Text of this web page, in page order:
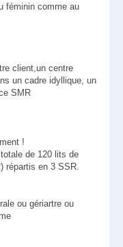
féminin comme au
client,un centre
un cadre idyllique, un
SMR
!
de 120 lits de
répartis en 3 SSR.
ou gériartre ou